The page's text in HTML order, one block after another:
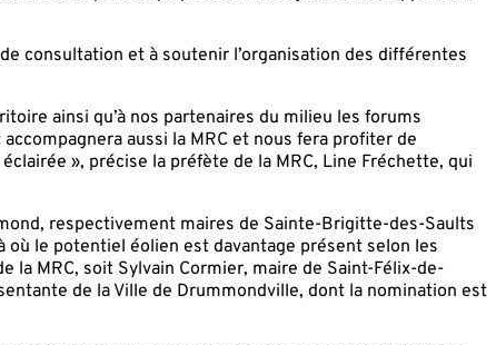
consultation et à soutenir l’organisation des différentes
ainsi qu’à nos partenaires du milieu les forums
aussi la MRC et nous fera profiter de
», précise la préfète de la MRC, Line Fréchette, qui
respectivement maires de Sainte-Brigitte-des-Saults
le potentiel éolien est davantage présent selon les
MRC, soit Sylvain Cormier, maire de Saint-Félix-de-
de la Ville de Drummondville, dont la nomination est